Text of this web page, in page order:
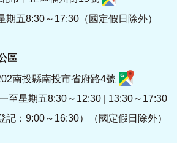
五8:30～17:30（國定假日除外）
區
南投縣南投市省府路4號
至星期五8:30～12:30 | 13:30～17:30
記：9:00～16:30）（國定假日除外）